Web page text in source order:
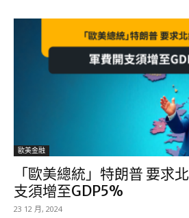
歐美金融
「歐美總統」特朗普 要求
支須增至GDP5%
23 12 月, 2024